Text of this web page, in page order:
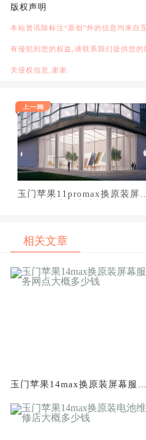
版权声明
本站资讯除标注“原创”外的信息均来自
有侵犯到您的权益,请联系我们提供您
关侵权信息,谢谢.
玉门苹果11promax换原装屏
相关文章
玉门苹果14max换原装屏幕服务